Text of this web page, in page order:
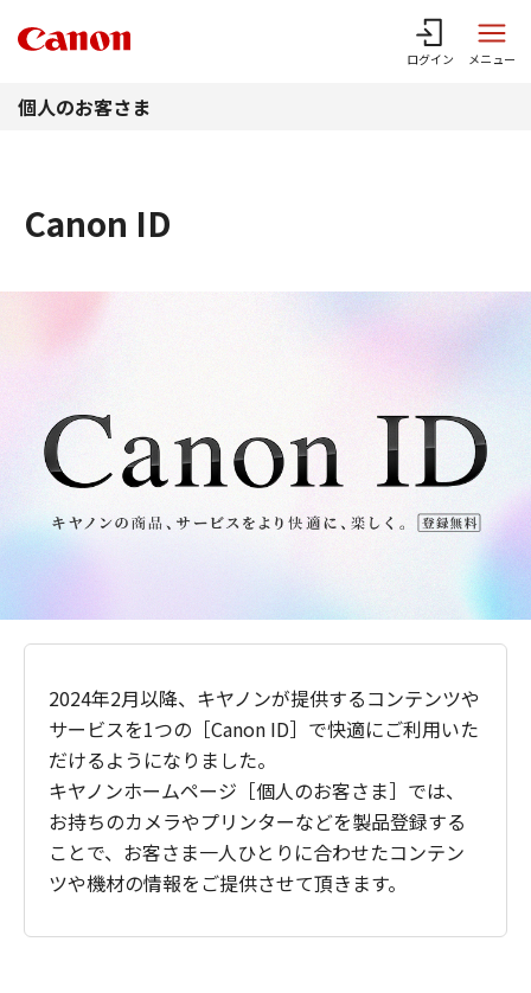
ログイン メニュー
個人のお客さま
Canon ID
2024年2月以降、キヤノンが提供するコンテンツや
サービスを1つの［Canon ID］で快適にご利用いた
だけるようになりました。
キヤノンホームページ［個人のお客さま］では、
お持ちのカメラやプリンターなどを製品登録する
ことで、お客さま一人ひとりに合わせたコンテン
ツや機材の情報をご提供させて頂きます。